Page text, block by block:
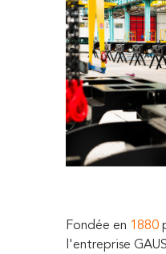
Fondée en 1880
l'entreprise